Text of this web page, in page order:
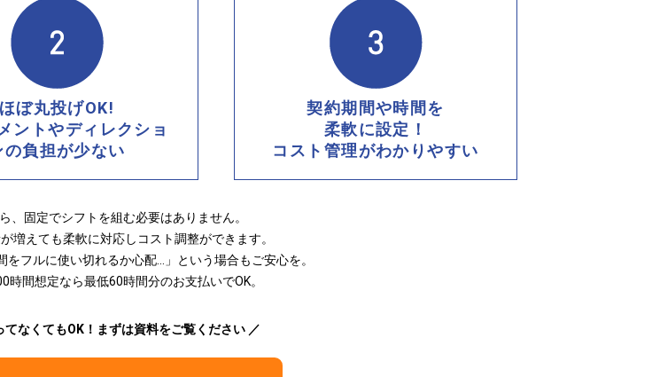
ほぼ丸投げOK!
ントやディレクショ
の負担が少ない
契約期間や時間を
柔軟に設定！
コスト管理がわかりやすい
、固定でシフトを組む必要はありません。
増えても柔軟に対応しコスト調整ができます。
をフルに使い切れるか心配…」という場合もご安心を。
間想定なら最低60時間分のお支払いでOK。
なくてもOK！まずは資料をご覧ください ／